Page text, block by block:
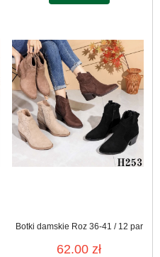
Botki damskie Roz 36-41 / 12 par
62.00 zł